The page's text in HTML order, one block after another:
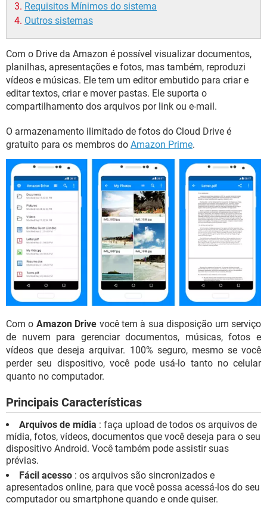
Requisitos Mínimos do sistema
Outros sistemas
Com o Drive da Amazon é possível visualizar documentos,
planilhas, apresentações e fotos, mas também, reproduzi
vídeos e músicas. Ele tem um editor embutido para criar e
editar textos, criar e mover pastas. Ele suporta o
compartilhamento dos arquivos por link ou e-mail.
O armazenamento ilimitado de fotos do Cloud Drive é
gratuito para os membros do Amazon Prime.
Com o Amazon Drive você tem à sua disposição um serviço
de nuvem para gerenciar documentos, músicas, fotos e
vídeos que deseja arquivar. 100% seguro, mesmo se você
perder seu dispositivo, você pode usá-lo tanto no celular
quanto no computador.
Principais Características
Arquivos de mídia : faça upload de todos os arquivos de
mídia, fotos, vídeos, documentos que você deseja para o seu
dispositivo Android. Você também pode assistir suas
prévias.
Fácil acesso : os arquivos são sincronizados e
apresentados online, para que você possa acessá-los do seu
computador ou smartphone quando e onde quiser.